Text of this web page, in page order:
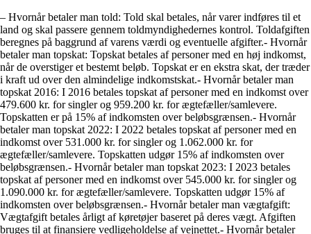
– Hvornår betaler man told: Told skal betales, når varer indføres til et
land og skal passere gennem toldmyndighedernes kontrol. Toldafgiften
beregnes på baggrund af varens værdi og eventuelle afgifter.- Hvornår
betaler man topskat: Topskat betales af personer med en høj indkomst,
når de overstiger et bestemt beløb. Topskat er en ekstra skat, der træder
i kraft ud over den almindelige indkomstskat.- Hvornår betaler man
topskat 2016: I 2016 betales topskat af personer med en indkomst over
479.600 kr. for singler og 959.200 kr. for ægtefæller/samlevere.
Topskatten er på 15% af indkomsten over beløbsgrænsen.- Hvornår
betaler man topskat 2022: I 2022 betales topskat af personer med en
indkomst over 531.000 kr. for singler og 1.062.000 kr. for
ægtefæller/samlevere. Topskatten udgør 15% af indkomsten over
beløbsgrænsen.- Hvornår betaler man topskat 2023: I 2023 betales
topskat af personer med en indkomst over 545.000 kr. for singler og
1.090.000 kr. for ægtefæller/samlevere. Topskatten udgør 15% af
indkomsten over beløbsgrænsen.- Hvornår betaler man vægtafgift:
Vægtafgift betales årligt af køretøjer baseret på deres vægt. Afgiften
bruges til at finansiere vedligeholdelse af vejnettet.- Hvornår betaler